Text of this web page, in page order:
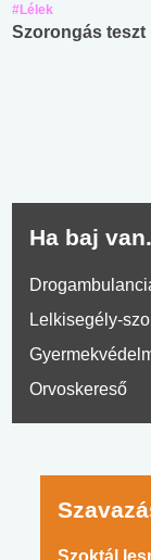
#Lélek
Szorongás teszt
Ha baj
Lelkisegély-
Orvoskereső
Szoktál